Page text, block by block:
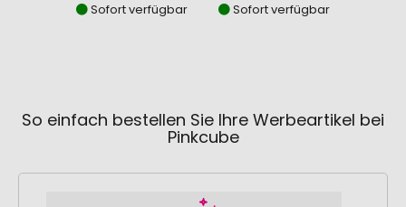
Sofort verfügbar Sofort verfügbar
So einfach bestellen Sie Ihre Werbeartikel bei
Pinkcube